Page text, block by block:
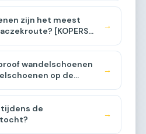
zijn het meest
[KOPERS
→
wandelschoenen
op de
→
de
→